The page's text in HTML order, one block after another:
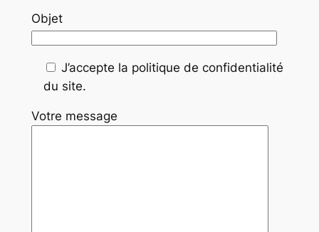
Objet
J’accepte la politique de confidentialité
du site.
Votre message